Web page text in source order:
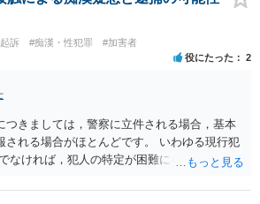
訴 #痴漢・性犯罪 #加害者
役にたった 2
つきましては，警察に立件される場合，基本
される場合がほとんどです。 いわゆる現行犯
なければ，犯人の特定が困難になってしまい
の行為かの判断がされる（犯人性）が必要な